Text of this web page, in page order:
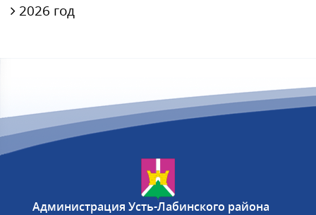
2026 год
Администрация Усть-Лабинского района